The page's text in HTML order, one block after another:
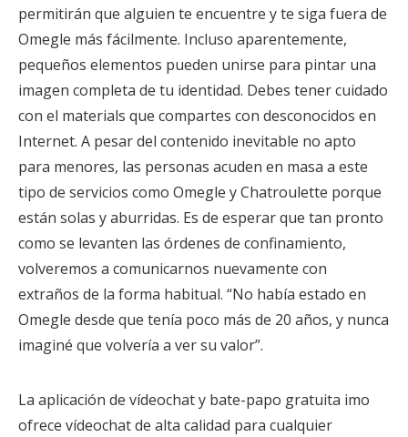
permitirán que alguien te encuentre y te siga fuera de
Omegle más fácilmente. Incluso aparentemente,
pequeños elementos pueden unirse para pintar una
imagen completa de tu identidad. Debes tener cuidado
con el materials que compartes con desconocidos en
Internet. A pesar del contenido inevitable no apto
para menores, las personas acuden en masa a este
tipo de servicios como Omegle y Chatroulette porque
están solas y aburridas. Es de esperar que tan pronto
como se levanten las órdenes de confinamiento,
volveremos a comunicarnos nuevamente con
extraños de la forma habitual. “No había estado en
Omegle desde que tenía poco más de 20 años, y nunca
imaginé que volvería a ver su valor”.
La aplicación de vídeochat y bate-papo gratuita imo
ofrece vídeochat de alta calidad para cualquier